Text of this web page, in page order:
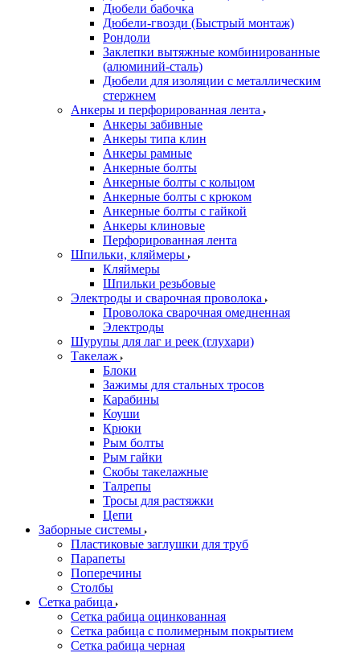
Дюбели бабочка
Дюбели-гвозди (Быстрый монтаж)
Рондоли
Заклепки вытяжные комбинированные
(алюминий-сталь)
Дюбели для изоляции с металлическим
стержнем
Анкеры и перфорированная лента
Анкеры забивные
Анкеры типа клин
Анкеры рамные
Анкерные болты
Анкерные болты с кольцом
Анкерные болты с крюком
Анкерные болты с гайкой
Анкеры клиновые
Перфорированная лента
Шпильки, кляймеры
Кляймеры
Шпильки резьбовые
Электроды и сварочная проволока
Проволока сварочная омедненная
Электроды
Шурупы для лаг и реек (глухари)
Такелаж
Блоки
Зажимы для стальных тросов
Карабины
Коуши
Крюки
Рым болты
Рым гайки
Скобы такелажные
Талрепы
Тросы для растяжки
Цепи
Заборные системы
Пластиковые заглушки для труб
Парапеты
Поперечины
Столбы
Сетка рабица
Сетка рабица оцинкованная
Сетка рабица с полимерным покрытием
Сетка рабица черная